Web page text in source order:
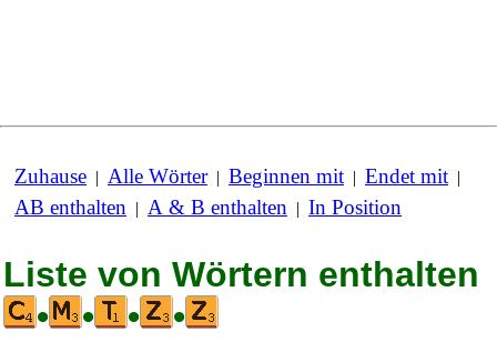
Zuhause | Alle Wörter| Beginnen mit | Endet mit |
AB enthalten | A & B enthalten | In Position
Liste von Wörtern enthalten
•
• • •